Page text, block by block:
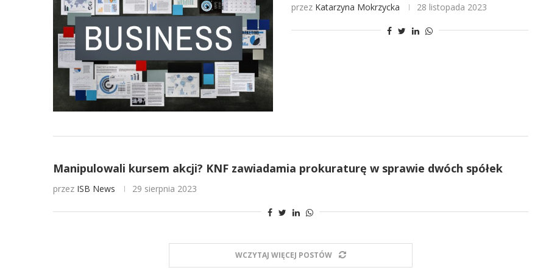
przez Katarzyna Mokrzycka 28 listopada 2023
Manipulowali kursem akcji? KNF zawiadamia prokuraturę w sprawie dwóch spółek
przez ISB News 29 sierpnia 2023
WCZYTAJ WIĘCEJ POSTÓW